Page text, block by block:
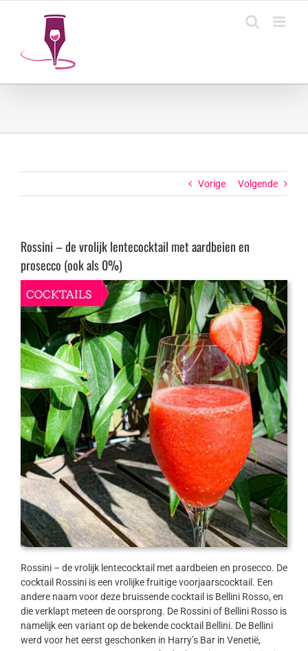
Vorige Volgende
Rossini – de vrolijk lentecocktail met aardbeien en
prosecco (ook als 0%)
Rossini – de vrolijk lentecocktail met aardbeien en prosecco. De
cocktail Rossini is een vrolijke fruitige voorjaarscocktail. Een
andere naam voor deze bruissende cocktail is Bellini Rosso, en
die verklapt meteen de oorsprong. De Rossini of Bellini Rosso is
namelijk een variant op de bekende cocktail Bellini. De Bellini
werd voor het eerst geschonken in Harry’s Bar in Venetië,